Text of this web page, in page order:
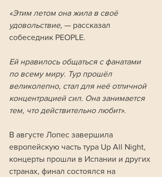
«Этим летом она жила в своё
удовольствие, — рассказал
собеседник PEOPLE.
Ей нравилось общаться с фанатами
по всему миру. Тур прошёл
великолепно, стал для неё отличной
концентрацией сил. Она занимается
тем, что действительно любит».
В августе Лопес завершила
европейскую часть тура Up All Night,
концерты прошли в Испании и других
странах, финал состоялся на